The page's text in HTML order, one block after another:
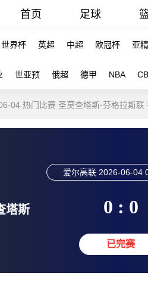
首页 足球
世界杯 英超 中超 欧冠杯 亚
世亚预 俄超 德甲 NBA
04 热门比赛 圣莫查塔斯-芬格拉斯联
塔斯
爱尔高联 2026-06-04
0 : 0
已完赛